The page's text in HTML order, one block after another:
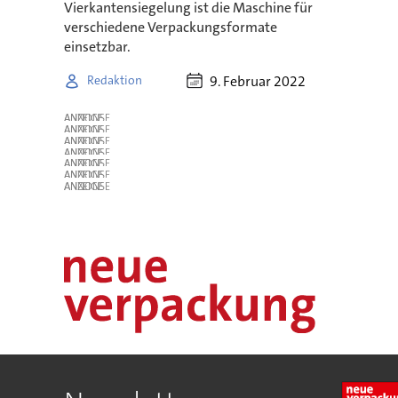
Vierkantensiegelung ist die Maschine für
verschiedene Verpackungsformate
einsetzbar.
Redaktion 9. Februar 2022
ANZEIGE
ANZEIGE
ANZEIGE
ANZEIGE
ANZEIGE
ANZEIGE
ANZEIGE